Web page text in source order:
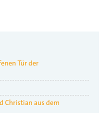
Tür der
Christian aus dem